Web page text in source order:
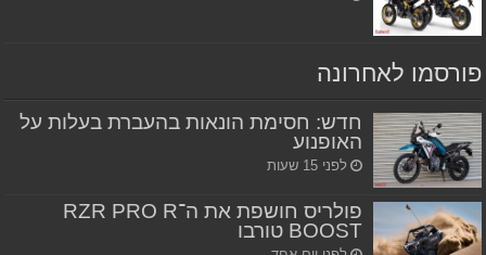
פורסמו לאחרונה
חדש: חסימת הונאות בהעברת בעלות על
האופנוע
לפני 15 שעות
פולריס חושפת את ה־RZR PRO R
BOOST טורבו